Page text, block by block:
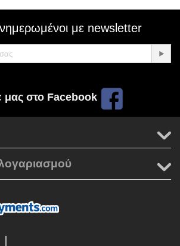
με newsletter
μας στο Facebook